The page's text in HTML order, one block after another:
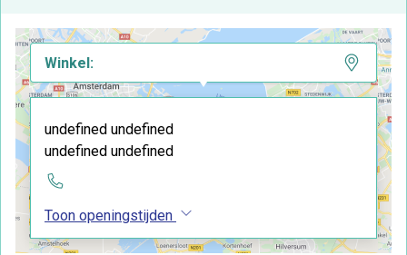
Winkel:
undefined undefined
undefined undefined
Toon openingstijden